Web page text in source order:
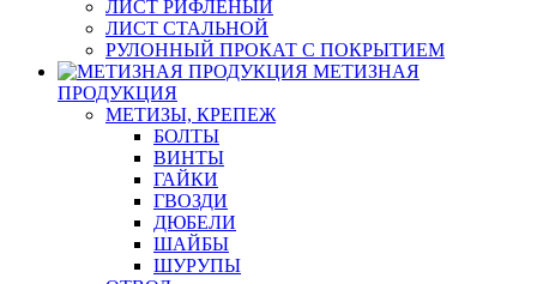
ЛИСТ РИФЛЕНЫЙ
ЛИСТ СТАЛЬНОЙ
РУЛОННЫЙ ПРОКАТ С ПОКРЫТИЕМ
МЕТИЗНАЯ
ПРОДУКЦИЯ
МЕТИЗЫ, КРЕПЕЖ
БОЛТЫ
ВИНТЫ
ГАЙКИ
ГВОЗДИ
ДЮБЕЛИ
ШАЙБЫ
ШУРУПЫ